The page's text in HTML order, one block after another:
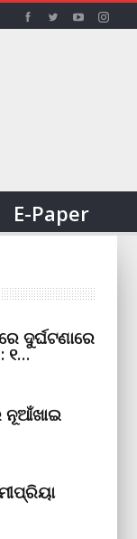
E-Paper
ଦୁର୍ଘଟଣାରେ
୧…
ନୂଆଁଖାଇ